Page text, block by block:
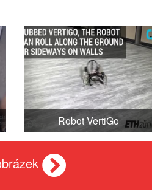
Robot VertiGo